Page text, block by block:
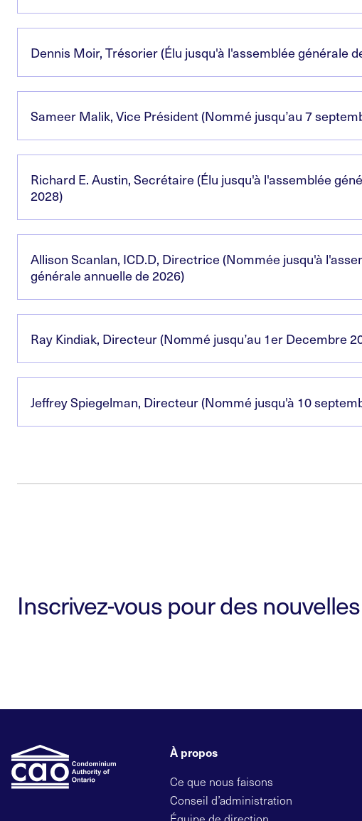
Dennis Moir, Trésorier (Élu jusqu'à l'assemblée générale
Sameer Malik, Vice Président (Nommé jusqu’au 7
Richard E. Austin, Secrétaire (Élu jusqu'à l'assemblée
2028)
Allison Scanlan, ICD.D, Directrice (Nommée jusqu'à
générale annuelle de 2026)
Ray Kindiak, Directeur (Nommé jusqu’au 1er Decembre
Jeffrey Spiegelman, Directeur (Nommé jusqu'à 10
Inscrivez-vous pour des
À propos
Ce que nous faisons
Conseil d’administration